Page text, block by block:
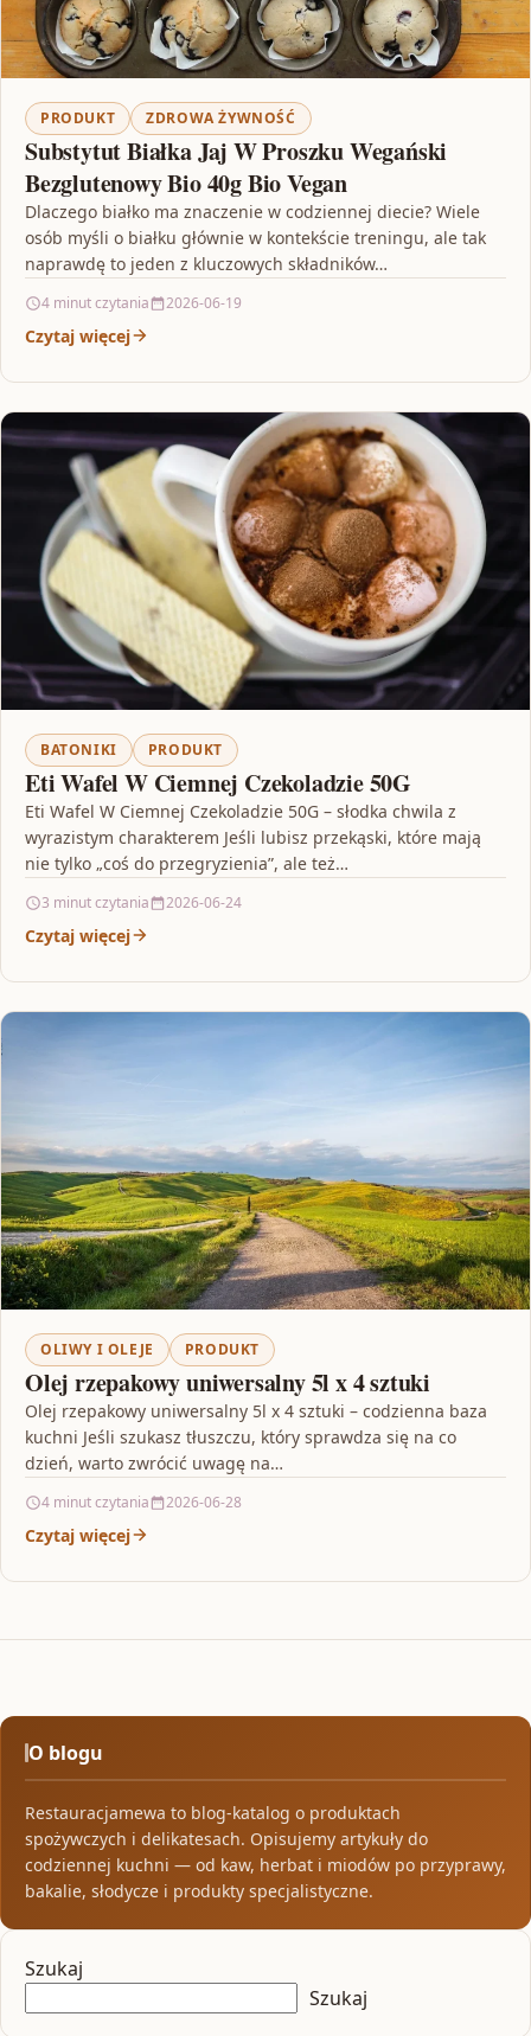
PRODUKT ZDROWA ŻYWNOŚĆ
Substytut Białka Jaj W Proszku Wegański
Bezglutenowy Bio 40g Bio Vegan
Dlaczego białko ma znaczenie w codziennej diecie? Wiele
osób myśli o białku głównie w kontekście treningu, ale tak
naprawdę to jeden z kluczowych składników…
4 minut czytania 2026-06-19
Czytaj więcej
BATONIKI PRODUKT
Eti Wafel W Ciemnej Czekoladzie 50G
Eti Wafel W Ciemnej Czekoladzie 50G – słodka chwila z
wyrazistym charakterem Jeśli lubisz przekąski, które mają
nie tylko „coś do przegryzienia”, ale też…
3 minut czytania 2026-06-24
Czytaj więcej
OLIWY I OLEJE PRODUKT
Olej rzepakowy uniwersalny 5l x 4 sztuki
Olej rzepakowy uniwersalny 5l x 4 sztuki – codzienna baza
kuchni Jeśli szukasz tłuszczu, który sprawdza się na co
dzień, warto zwrócić uwagę na…
4 minut czytania 2026-06-28
Czytaj więcej
O blogu
Restauracjamewa to blog-katalog o produktach
spożywczych i delikatesach. Opisujemy artykuły do
codziennej kuchni — od kaw, herbat i miodów po przyprawy,
bakalie, słodycze i produkty specjalistyczne.
Szukaj
Szukaj